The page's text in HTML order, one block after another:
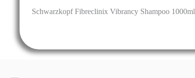
Schwarzkopf Fibreclinix Vibrancy Shampoo 1000ml